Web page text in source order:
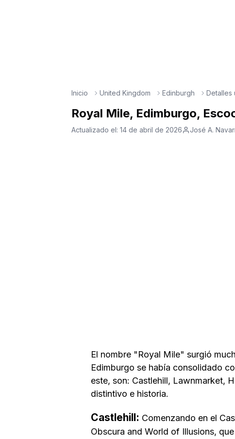
Inicio United Kingdom Edinburgh Detalles
Royal Mile, Edimburgo,
Actualizado el:14 de abril de 2026 José A.
El nombre "Royal Mile" surgió
Edimburgo se había consolidado
este, son: Castlehill, Lawnmarket,
distintivo e historia.
Castlehill: Comenzando en el
Obscura and World of Illusions,